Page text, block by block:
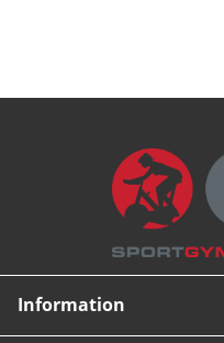
Information